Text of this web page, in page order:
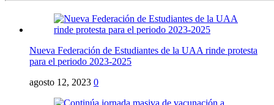
Nueva Federación de Estudiantes de la UAA rinde protesta
para el periodo 2023-2025
agosto 12, 2023 0